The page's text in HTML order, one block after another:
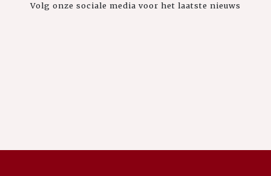
Volg onze sociale media voor het laatste nieuws